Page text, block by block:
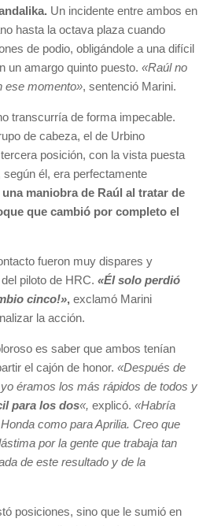
Un incidente entre ambos en
hasta la octava plaza cuando
de podio, obligándole a una difícil
un amargo quinto puesto. «Raúl no
ese momento», sentenció Marini.
transcurría de forma impecable.
de cabeza, el de Urbino
posición, con la vista puesta
él, era perfectamente
una maniobra de Raúl al tratar de
que cambió por completo el
fueron muy dispares y
piloto de HRC. «Él solo perdió
cinco!», exclamó Marini
la acción.
es saber que ambos tenían
el cajón de honor. «Después de
éramos los más rápidos de todos y
para los dos«, explicó. «Habría
como para Aprilia. Creo que
por la gente que trabaja tan
de este resultado y de la
posiciones, sino que le sumió en